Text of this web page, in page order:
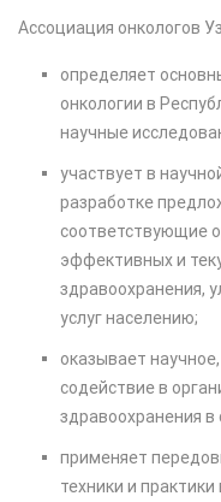
Ассоциация онкологов
определяет
онкологии в
научные
участвует в
разработке
соответствующие
эффективных и
здравоохранения,
услуг населению;
оказывает
содействие в
здравоохранения в
применяет
техники и